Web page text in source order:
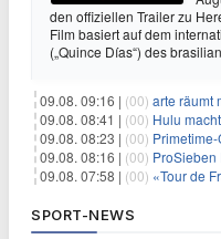
den offiziellen Trailer zu
Film basiert auf dem
(„Quince Días“) des
09.08. 09:16 | (00) arte räumt
09.08. 08:41 | (00) Hulu macht
09.08. 08:23 | (00)
09.08. 08:16 | (00) ProSieben
09.08. 07:58 | (00) «Tour de
SPORT-NEWS